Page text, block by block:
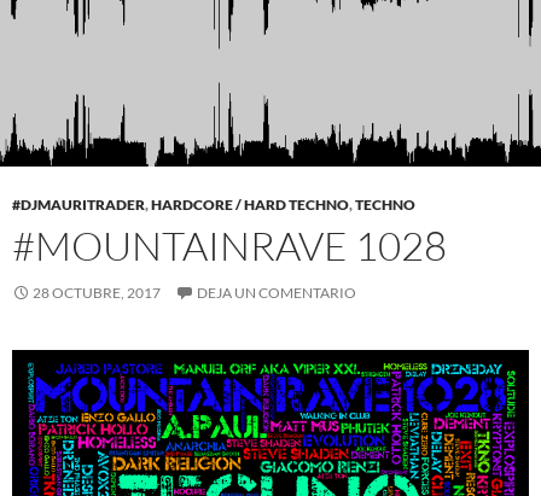
#DJMAURITRADER,HARDCORE / HARD TECHNO,TECHNO
#MOUNTAINRAVE 1028
28 OCTUBRE, 2017 DEJA UN COMENTARIO